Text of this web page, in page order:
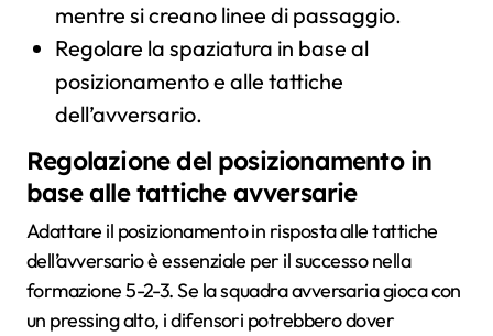
mentre si creano linee di passaggio.
Regolare la spaziatura in base al
posizionamento e alle tattiche
dell’avversario.
Regolazione del posizionamento in
base alle tattiche avversarie
Adattare il posizionamento in risposta alle tattiche
dell’avversario è essenziale per il successo nella
formazione 5-2-3. Se la squadra avversaria gioca con
un pressing alto, i difensori potrebbero dover